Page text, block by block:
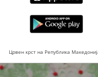
Црвен крст на Република